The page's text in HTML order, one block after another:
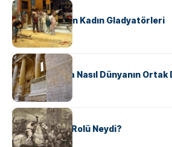
KÜLTÜR
Antik Roma’nın Kadın Gladyatörleri
KÜLTÜR
Antik Yunanca Nasıl Dünyanın Ortak
KÜLTÜR
Valdensler’in Rolü Neydi?